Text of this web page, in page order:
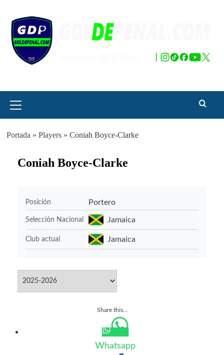
contenido
principal
Portada » Players» Coniah Boyce-Clarke
Coniah Boyce-Clarke
Posición Portero
Selección Nacional Jamaica
Club actual Jamaica
Share this...
Whatsapp